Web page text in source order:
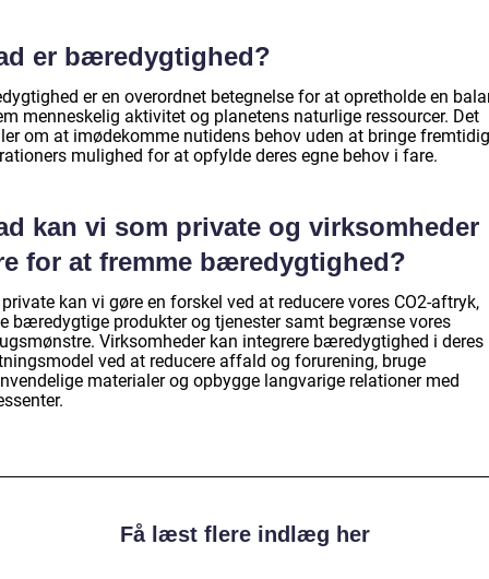
er bæredygtighed?
er en overordnet betegnelse for at opretholde en
menneskelig aktivitet og planetens naturlige ressourcer. Det
om at imødekomme nutidens behov uden at bringe
mulighed for at opfylde deres egne behov i fare.
kan vi som private og virksomheder
for at fremme bæredygtighed?
kan vi gøre en forskel ved at reducere vores CO2-aftryk,
bæredygtige produkter og tjenester samt begrænse vores
Virksomheder kan integrere bæredygtighed i deres
ved at reducere affald og forurening, bruge
materialer og opbygge langvarige relationer med
Få læst flere indlæg her